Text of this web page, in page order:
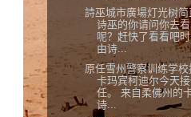
詩巫城市廣場灯光树
诗巫的你请问你去
呢？赶快了看看吧
由诗...
原任雪州警察训练学
卡玛宾柯迪尔今天
任。 来自柔佛州的
诗...